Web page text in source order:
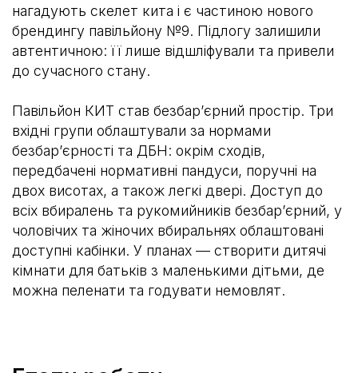
нагадують скелет кита і є частиною нового
брендингу павільйону №9. Підлогу залишили
автентичною: її лише відшліфували та привели
до сучасного стану.
Павільйон КИТ став безбарʼєрний простір. Три
вхідні групи облаштували за нормами
безбарʼєрності та ДБН: окрім сходів,
передбачені нормативні пандуси, поручні на
двох висотах, а також легкі двері. Доступ до
всіх вбиралень та рукомийників безбарʼєрний, у
чоловічих та жіночих вбиральнях облаштовані
доступні кабінки. У планах — створити дитячі
кімнати для батьків з маленькими дітьми, де
можна пеленати та годувати немовлят.